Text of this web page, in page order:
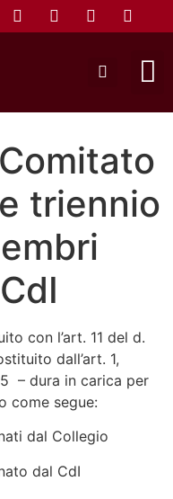
triennio
con l’art. 11 del d.
dall’art. 1,
– dura in carica per
come segue:
Collegio
dal CdI